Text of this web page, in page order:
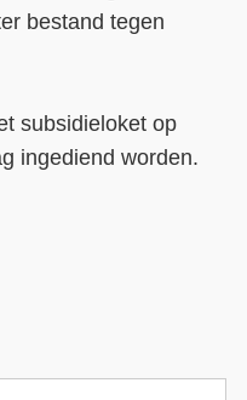
bestand tegen
subsidieloket op
ingediend worden.